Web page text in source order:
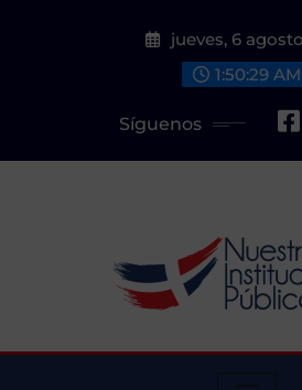
jueves, 6
1:50:30 AM
Síguenos